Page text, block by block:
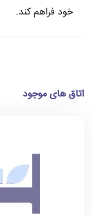
خود فراهم کند.
اتاق های موجود